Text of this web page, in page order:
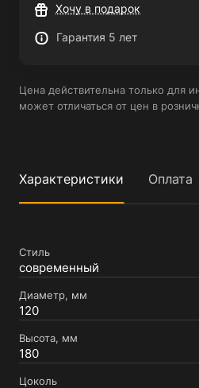
Хочу в подарок
Гарантия 5 лет
Цена действительна только для
может отличаться от цен в
Характеристики Оплата
Стиль
современный
Диаметр, мм
120
Высота, мм
180
Цоколь